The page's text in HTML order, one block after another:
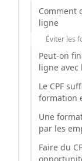
Comment
ligne
Éviter les
Peut-on
ligne avec
Le CPF
formation
Une
par les
Faire du